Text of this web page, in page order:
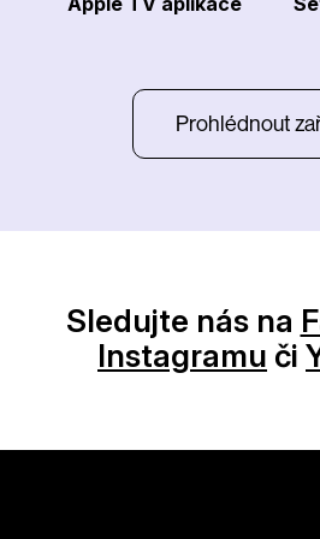
Prohlédnout
Sledujte nás na
Instagramu či